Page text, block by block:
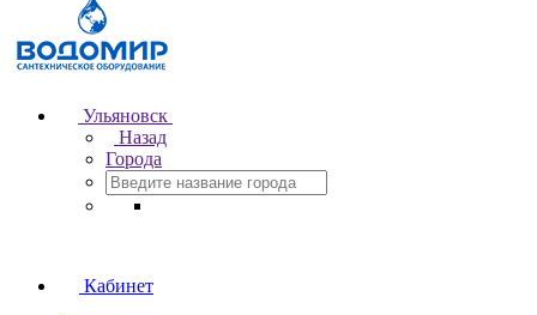
Ульяновск
Назад
Города
Кабинет